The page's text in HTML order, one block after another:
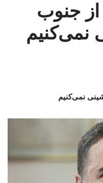
جنوب
نمی‌کنیم
نمی‌کنیم